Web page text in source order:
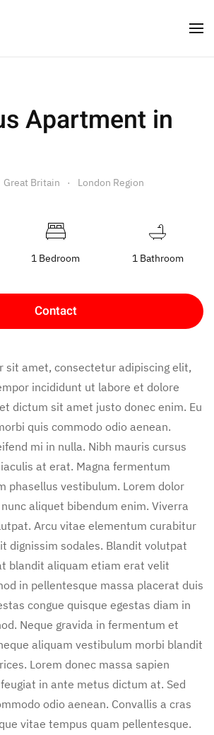
Apartment in
Great Britain London Region
1 Bedroom 1 Bathroom
Contact
sit amet, consectetur adipiscing elit,
incididunt ut labore et dolore
dictum sit amet justo donec enim. Eu
quis commodo odio aenean.
mi in nulla. Nibh mauris cursus
at erat. Magna fermentum
phasellus vestibulum. Lorem dolor
aliquet bibendum enim. Viverra
Arcu vitae elementum curabitur
dignissim sodales. Blandit volutpat
blandit aliquam etiam erat velit
in pellentesque massa placerat duis
congue quisque egestas diam in
Neque gravida in fermentum et
aliquam vestibulum morbi blandit
Lorem donec massa sapien
in ante metus dictum at. Sed
odio aenean. Convallis a cras
vitae tempus quam pellentesque.